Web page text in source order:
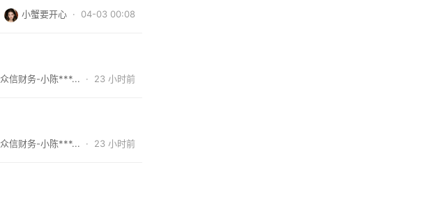
小蟹要开心 · 04-03 00:08
众信财务-小陈***... · 23 小时前
众信财务-小陈***... · 23 小时前